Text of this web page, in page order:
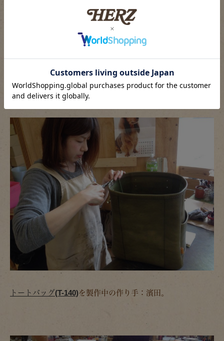
裁断中の作り手：石口。
トートバッグ(T-140)を製作中の作り手：濱田。